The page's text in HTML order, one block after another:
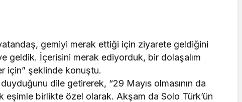
gemiyi merak ettiği için ziyarete geldiğini
geldik. İçerisini merak ediyorduk, bir dolaşalım
için” şeklinde konuştu.
dile getirerek, “29 Mayıs olmasının da
eşimle birlikte özel olarak. Akşam da Solo Türk’ün